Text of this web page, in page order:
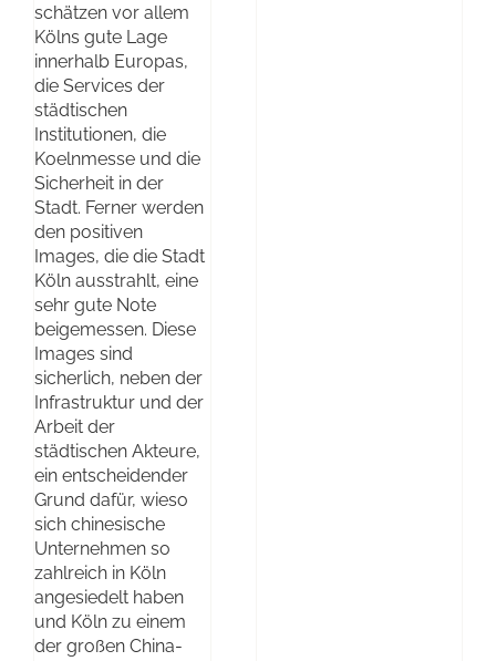
schätzen vor allem
Kölns gute Lage
innerhalb Europas,
die Services der
städtischen
Institutionen, die
Koelnmesse und die
Sicherheit in der
Stadt. Ferner werden
den positiven
Images, die die Stadt
Köln ausstrahlt, eine
sehr gute Note
beigemessen. Diese
Images sind
sicherlich, neben der
Infrastruktur und der
Arbeit der
städtischen Akteure,
ein entscheidender
Grund dafür, wieso
sich chinesische
Unternehmen so
zahlreich in Köln
angesiedelt haben
und Köln zu einem
der großen China-